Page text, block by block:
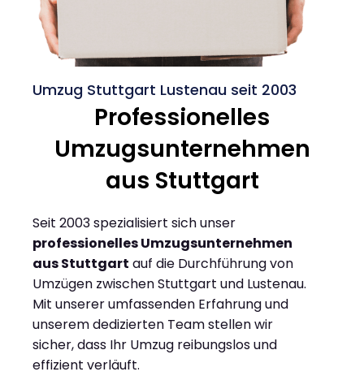
Umzug Stuttgart Lustenau seit 2003
Professionelles
Umzugsunternehmen
aus Stuttgart
Seit 2003 spezialisiert sich unser
professionelles Umzugsunternehmen
aus Stuttgart auf die Durchführung von
Umzügen zwischen Stuttgart und Lustenau.
Mit unserer umfassenden Erfahrung und
unserem dedizierten Team stellen wir
sicher, dass Ihr Umzug reibungslos und
effizient verläuft.